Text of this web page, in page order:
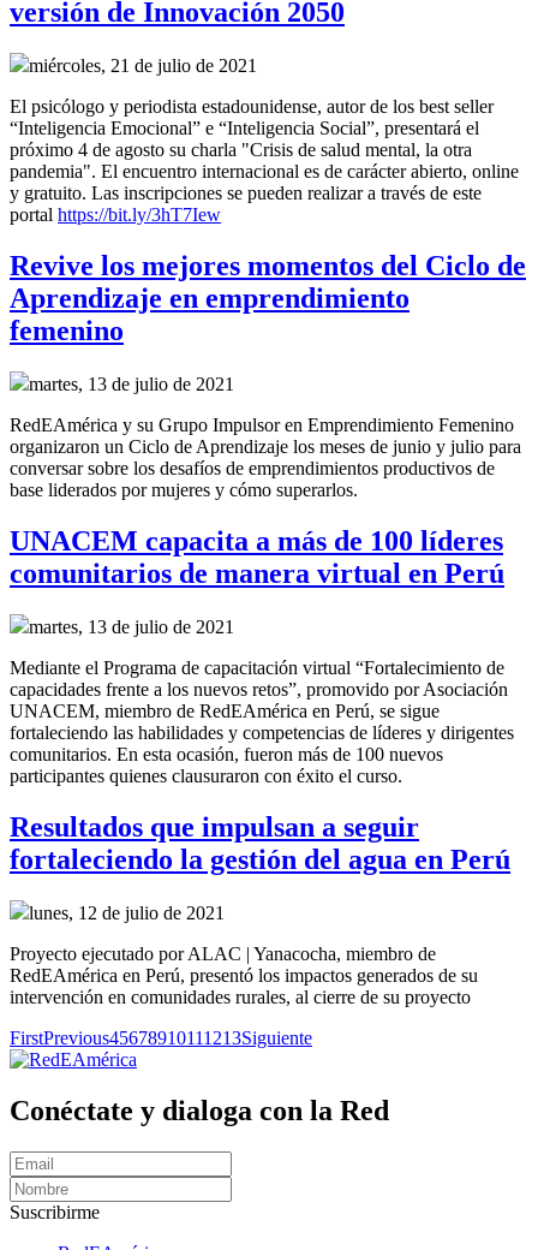
versión de Innovación 2050
miércoles, 21 de julio de 2021
El psicólogo y periodista estadounidense, autor de los best seller
“Inteligencia Emocional” e “Inteligencia Social”, presentará el
próximo 4 de agosto su charla "Crisis de salud mental, la otra
pandemia". El encuentro internacional es de carácter abierto, online
y gratuito. Las inscripciones se pueden realizar a través de este
portal https://bit.ly/3hT7Iew
Revive los mejores momentos del Ciclo de
Aprendizaje en emprendimiento
femenino
martes, 13 de julio de 2021
RedEAmérica y su Grupo Impulsor en Emprendimiento Femenino
organizaron un Ciclo de Aprendizaje los meses de junio y julio para
conversar sobre los desafíos de emprendimientos productivos de
base liderados por mujeres y cómo superarlos.
UNACEM capacita a más de 100 líderes
comunitarios de manera virtual en Perú
martes, 13 de julio de 2021
Mediante el Programa de capacitación virtual “Fortalecimiento de
capacidades frente a los nuevos retos”, promovido por Asociación
UNACEM, miembro de RedEAmérica en Perú, se sigue
fortaleciendo las habilidades y competencias de líderes y dirigentes
comunitarios. En esta ocasión, fueron más de 100 nuevos
participantes quienes clausuraron con éxito el curso.
Resultados que impulsan a seguir
fortaleciendo la gestión del agua en Perú
lunes, 12 de julio de 2021
Proyecto ejecutado por ALAC | Yanacocha, miembro de
RedEAmérica en Perú, presentó los impactos generados de su
intervención en comunidades rurales, al cierre de su proyecto
FirstPrevious45678910111213Siguiente
Conéctate y dialoga con la Red
Suscribirme